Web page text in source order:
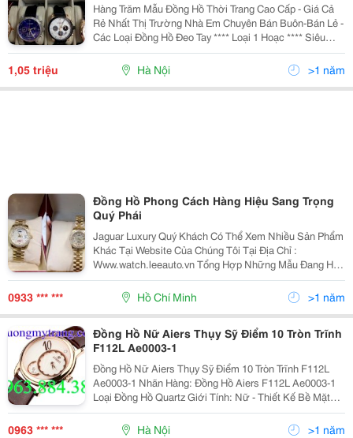
Hàng Trăm Mẫu Đồng Hồ Thời Trang Cao Cấp - Giá Cả
Rẻ Nhất Thị Trường Nhà Em Chuyên Bán Buôn-Bán Lẻ -
Các Loại Đồng Hồ Đeo Tay **** Loại 1 Hoạc **** Siêu
Cao Cấp Của Các Thương Hiệu Nổi Tiếng Trên Thế
Giới-Nhà Em Sang Tận Gốc Lấy Buôn Nên Đồng Hồ
1,05 triệu Hà Nội >1 năm
Đồng Hồ Phong Cách Hàng Hiệu Sang Trọng
Quý Phái
Jaguar Luxury Quý Khách Có Thể Xem Nhiều Sản Phẩm
Khác Tại Website Của Chúng Tôi Tại Địa Chỉ :
Www.watch.leeauto.vn Tổng Hợp Những Mẫu Đang Hot
Trên Thị Trường &Ndash; Quý Khách Yêu Thích Mẫu
Nào Vui Lòng Gửi Hình Ảnh Trực Tiếp Cho Chúng
0933 *** *** Hồ Chí Minh >1 năm
Đồng Hồ Nữ Aiers Thụy Sỹ Điểm 10 Tròn Trĩnh
F112L Ae0003-1
Đồng Hồ Nữ Aiers Thụy Sỹ Điểm 10 Tròn Trĩnh F112L
Ae0003-1 Nhãn Hàng: Đồng Hồ Aiers F112L Ae0003-1
Loại Đồng Hồ Quartz Giới Tính: Nữ - Thiết Kế Bề Mặt
Đơn Giản Gồm Một Đồng Hồ Chính Ở Trong Và Một
Vòng Trong Nhỏ Đính Pha
0963 *** *** Hà Nội >1 năm